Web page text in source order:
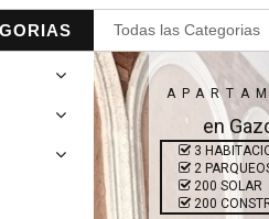
Todas las Categorias
en
3
2
200 SOLAR
200